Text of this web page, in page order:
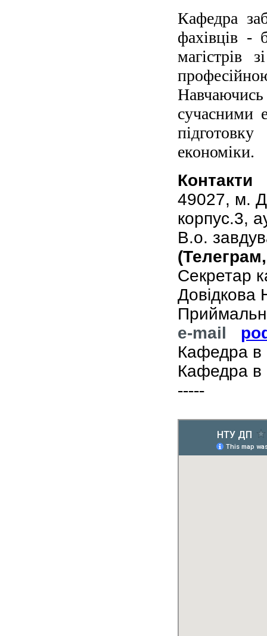
Кафедра
фахівців -
магістрів
сучасними
економіки.
Контакти
49027, м.
корпус.3,
В.о.
Секретар
e-mail
Кафедра в
Кафедра в
-----